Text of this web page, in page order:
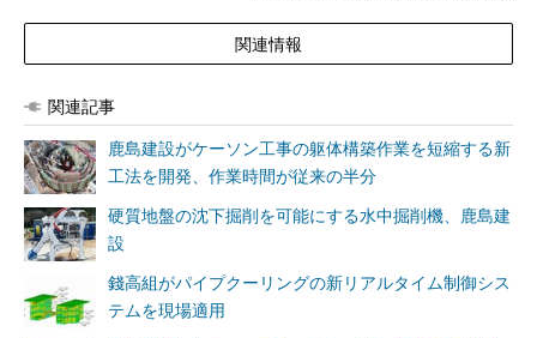
関連情報
関連記事
鹿島建設がケーソン工事の躯体構築作業を短縮する新
工法を開発、作業時間が従来の半分
硬質地盤の沈下掘削を可能にする水中掘削機、鹿島建
設
錢高組がパイプクーリングの新リアルタイム制御シス
テムを現場適用